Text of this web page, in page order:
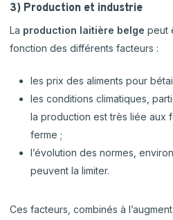
3) Production et industrie
La production laitière belge peut
fonction des différents facteurs :
les prix des aliments pour
les conditions climatiques,
la production est très liée aux
ferme ;
l’évolution des normes,
peuvent la limiter.
Ces facteurs, combinés à